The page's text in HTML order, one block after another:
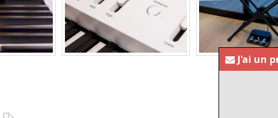
J'ai un